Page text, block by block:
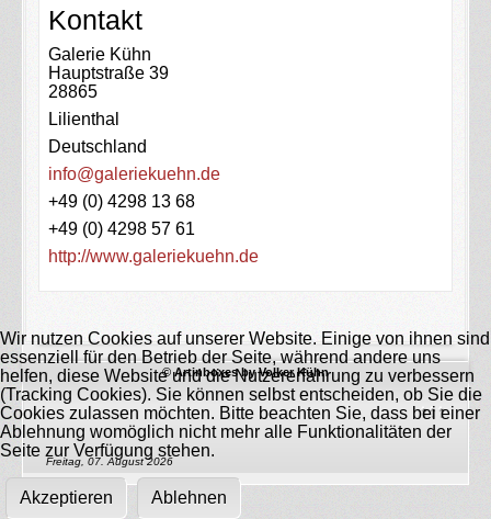
© Artinboxes by Volker Kühn
↑↑↑
Freitag, 07. August 2026
Kontakt
Adresse:
Galerie Kühn
Hauptstraße 39
28865
Lilienthal
Deutschland
E-Mail:
info@galeriekuehn.de
Telefon:
+49 (0) 4298 13 68
Fax:
+49 (0) 4298 57 61
Website:
http://www.galeriekuehn.de
Wir nutzen Cookies auf unserer Website. Einige von ihnen sind
essenziell für den Betrieb der Seite, während andere uns
helfen, diese Website und die Nutzererfahrung zu verbessern
(Tracking Cookies). Sie können selbst entscheiden, ob Sie die
Cookies zulassen möchten. Bitte beachten Sie, dass bei einer
Ablehnung womöglich nicht mehr alle Funktionalitäten der
Seite zur Verfügung stehen.
Akzeptieren Ablehnen